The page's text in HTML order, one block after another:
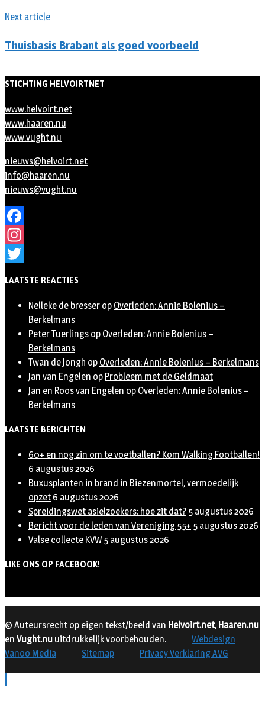
Next article
Thuisbasis Brabant als goed voorbeeld
STICHTING HELVOIRTNET
www.helvoirt.net
www.haaren.nu
www.vught.nu
nieuws@helvoirt.net
info@haaren.nu
nieuws@vught.nu
Facebook
Instagram
LAATSTE REACTIES
Nelleke de bresser op Overleden: Annie Bolenius –
Berkelmans
Peter Tuerlings op Overleden: Annie Bolenius –
Berkelmans
Twan de Jongh op Overleden: Annie Bolenius – Berkelmans
Jan van Engelen op Probleem met de Geldmaat
Jan en Roos van Engelen op Overleden: Annie Bolenius –
Berkelmans
LAATSTE BERICHTEN
60+ en nog zin om te voetballen? Kom Walking Footballen!
6 augustus 2026
Buxusplanten in brand in Biezenmortel, vermoedelijk
opzet 6 augustus 2026
Spreidingswet asielzoekers: hoe zit dat? 5 augustus 2026
Bericht voor de leden van Vereniging 55+ 5 augustus 2026
Valse collecte KVW 5 augustus 2026
LIKE ONS OP FACEBOOK!
© Auteursrecht op eigen tekst/beeld van Helvoirt.net, Haaren.nu
en Vught.nu uitdrukkelijk voorbehouden.
Webdesign
Vanoo Media
Sitemap Privacy Verklaring AVG